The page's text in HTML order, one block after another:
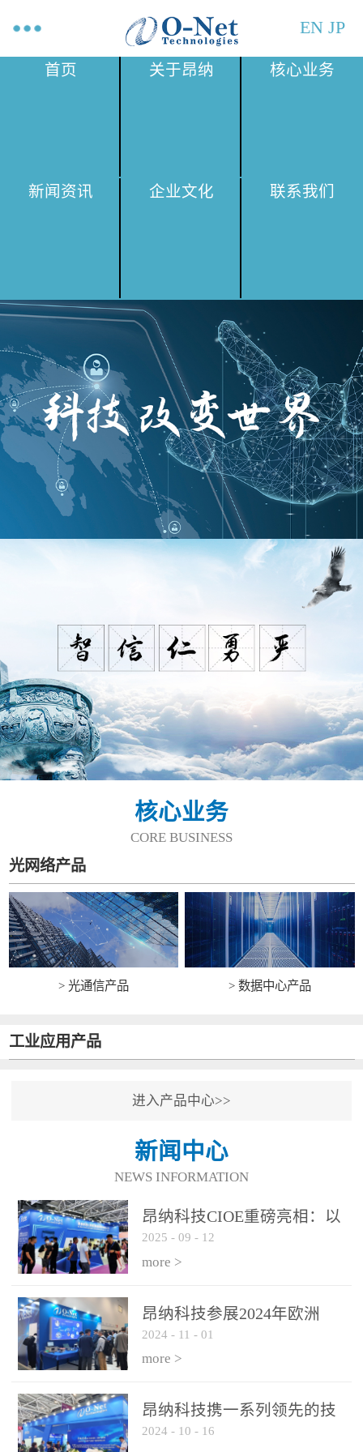
EN JP
首页 关于昂纳 核心业务
新闻资讯 企业文化 联系我们
核心业务
CORE BUSINESS
光网络产品
> 光通信产品 > 数据中心产品
工业应用产品
进入产品中心>>
新闻中心
NEWS INFORMATION
昂纳科技CIOE重磅亮相：以
光通信创新引擎，驱动AI与
算力互联新时代
2025 - 09 - 12
more >
昂纳科技参展2024年欧洲
ECOC展会
2024 - 11 - 01
more >
昂纳科技携一系列领先的技
术平台和优秀产品参展2024
2024 - 10 - 16